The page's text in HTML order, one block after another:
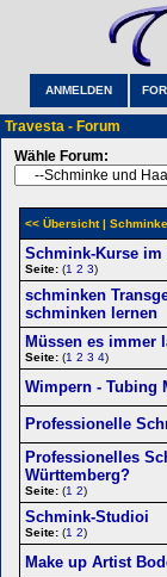
ANMELDEN
Travesta - Forum
Wähle Forum:
<< Übersicht|
Schmink-Kurse im
Seite: (1 2 3)
schminken
schminken lernen
Müssen es immer
Seite: (1 2 3 4)
Wimpern - Tubing
Professionelle
Professionelles
Württemberg?
Seite: (1 2)
Schmink-Studioi
Seite: (1 2)
Make up Artist